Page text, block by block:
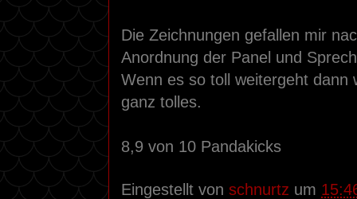
Die Zeichnungen gefallen mir
Anordnung der Panel und
Wenn es so toll weitergeht dann
ganz tolles.
8,9 von 10 Pandakicks
Eingestellt von schnurtz um